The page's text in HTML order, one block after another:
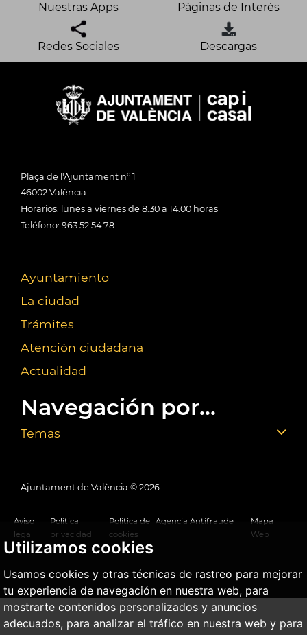
Utilizamos cookies
Usamos cookies y otras técnicas de rastreo para mejorar
tu experiencia de navegación en nuestra web, para
mostrarte contenidos personalizados y anuncios
adecuados, para analizar el tráfico en nuestra web y para
Nuestras Apps Páginas de Interés
Redes Sociales Descargas
Plaça de l'Ajuntament nº 1
46002 València
Horarios: lunes a viernes de 8:30 a 14:00 horas
Teléfono: 963 52 54 78
Ayuntamiento
La ciudad
Trámites
Atención ciudadana
Actualidad
Navegación por...
Temas
Ajuntament de València © 2026
Aviso
legal
Política
privacidad
Política de
cookies
Agencia Antifraude
Mapa
Web